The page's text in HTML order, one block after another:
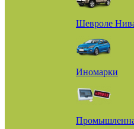
Шевроле
Иномарки